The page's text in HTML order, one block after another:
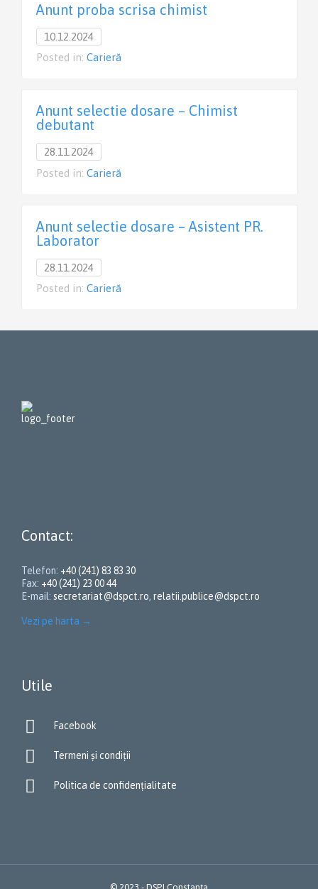
Anunt proba scrisa chimist
10.12.2024
Posted in: Carieră
Anunt selectie dosare – Chimist
debutant
28.11.2024
Posted in: Carieră
Anunt selectie dosare – Asistent PR.
Laborator
28.11.2024
Posted in: Carieră
Contact:
Telefon: +40 (241) 83 83 30
Fax: +40 (241) 23 00 44
E-mail: secretariat@dspct.ro, relatii.publice@dspct.ro
Vezi pe harta →
Utile
 Facebook
 Termeni și condiții
 Politica de confidențialitate